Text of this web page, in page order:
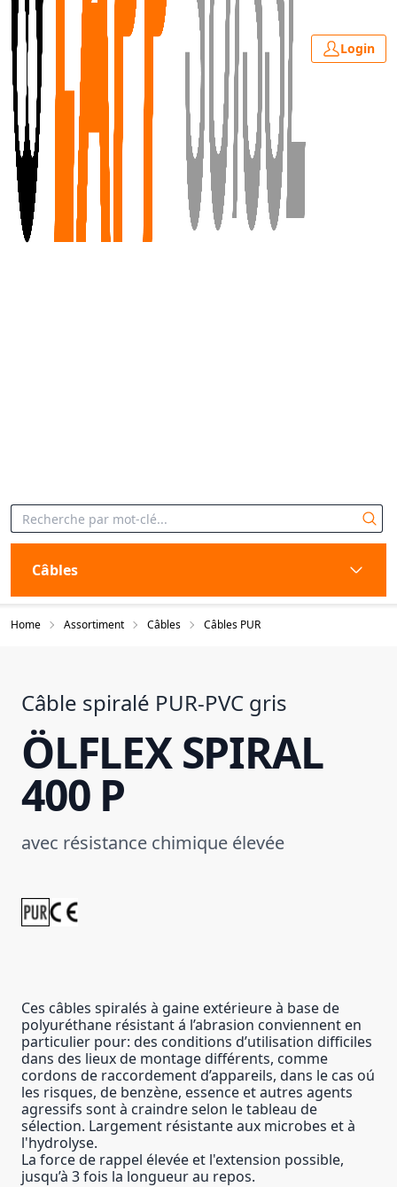
Login
Câbles
Home Assortiment Câbles Câbles PUR
Câble spiralé PUR-PVC gris
ÖLFLEX SPIRAL
400 P
avec résistance chimique élevée
Ces câbles spiralés à gaine extérieure à base de
polyuréthane résistant á l’abrasion conviennent en
particulier pour: des conditions d’utilisation difficiles
dans des lieux de montage différents, comme
cordons de raccordement d’appareils, dans le cas oú
les risques, de benzène, essence et autres agents
agressifs sont à craindre selon le tableau de
sélection. Largement résistante aux microbes et à
l'hydrolyse.
La force de rappel élevée et l'extension possible,
jusqu’à 3 fois la longueur au repos.